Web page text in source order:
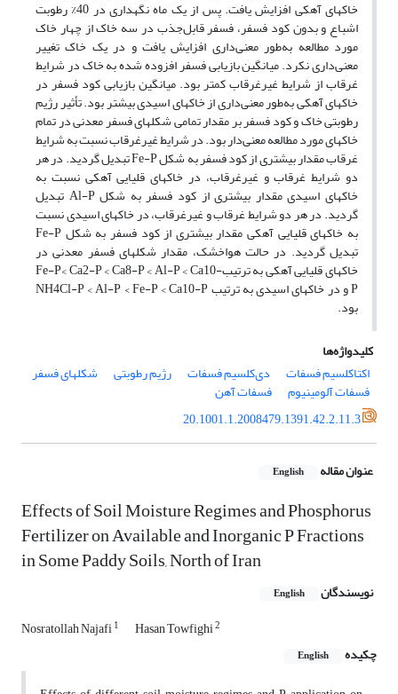
خاکهای آهکی افزایش یافت. پس از یک ماه نگهداری در 40% رطوبت
اشباع و بدون کود فسفر، فسفر قابل‌جذب در سه خاک از چهار خاک
مورد مطالعه به‌طور معنی‌داری افزایش یافت و در یک خاک تغییر
معنی‌داری نکرد. میانگین بازیابی فسفر افزوده شده به خاک در شرایط
غرقاب از شرایط غیرغرقاب کمتر بود. میانگین بازیابی کود فسفر در
خاکهای آهکی به‌طور معنی‌داری از خاکهای اسیدی بیشتر بود. تأثیر رژیم
رطوبتی خاک و کود فسفر بر مقدار تمامی شکلهای فسفر معدنی در تمام
خاکهای مورد مطالعه معنی‌دار بود. در شرایط غیرغرقاب نسبت به شرایط
غرقاب مقدار بیشتری از کود فسفر به شکل Fe-P تبدیل گردید. در هر
دو شرایط غرقاب و غیرغرقاب، در خاکهای قلیایی آهکی نسبت به
خاکهای اسیدی مقدار بیشتری از کود فسفر به شکل Al-P تبدیل
گردید. در هر دو شرایط غرقاب و غیرغرقاب، در خاکهای اسیدی نسبت
به خاکهای قلیایی آهکی مقدار بیشتری از کود فسفر به شکل Fe-P
تبدیل گردید. در حالت هواخشک، مقدار شکلهای فسفر معدنی در
خاکهای قلیایی آهکی به ترتیبFe-P< Ca2-P < Ca8-P < Al-P < Ca10-
P و در خاکهای اسیدی به ترتیب NH4Cl-P < Al-P < Fe-P < Ca10-P
بود.
کلیدواژه‌ها
اکتاکلسیم فسفات
دی‌کلسیم فسفات رژیم رطوبتی شکلهای فسفر
فسفات آلومینیوم
فسفات آهن
20.1001.1.2008479.1391.42.2.11.3
عنوان مقاله English
Effects of Soil Moisture Regimes and Phosphorus
Fertilizer on Available and Inorganic P Fractions
in Some Paddy Soils, North of Iran
نویسندگان English
Nosratollah Najafi1 Hasan Towfighi2
چکیده English